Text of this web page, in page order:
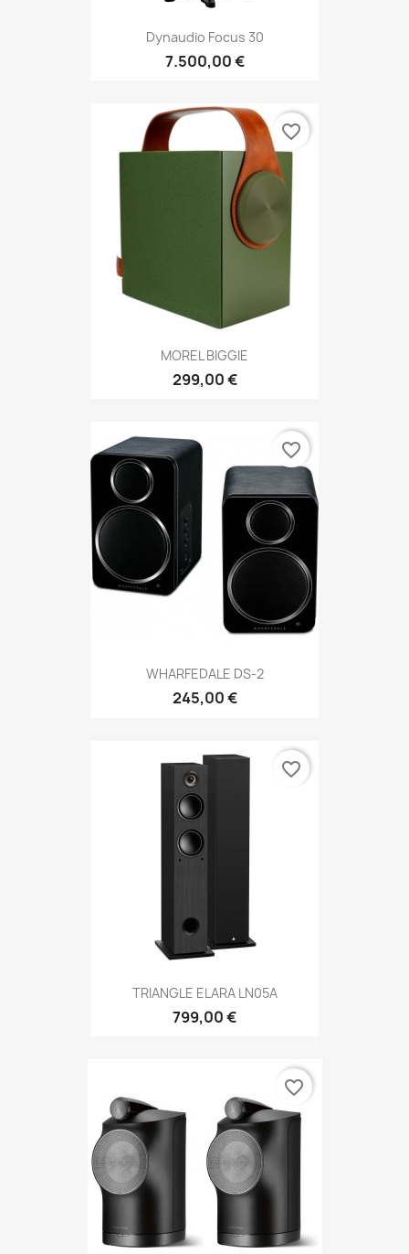
Dynaudio Focus 30
7.500,00 €
MOREL BIGGIE
299,00 €
favorite_border
WHARFEDALE DS-2
245,00 €
favorite_border
TRIANGLE ELARA LN05A
799,00 €
favorite_border
favorite_border